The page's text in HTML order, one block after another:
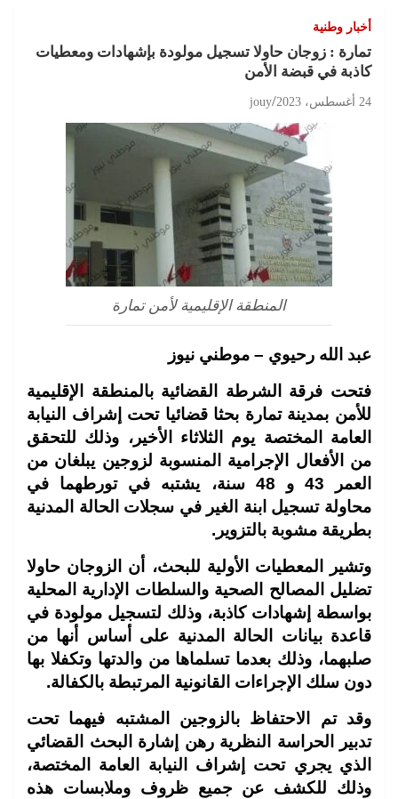
أخبار وطنية
تمارة : زوجان حاولا تسجيل مولودة بإشهادات ومعطيات
كاذبة في قبضة الأمن
24 أغسطس، 2023 jouy
المنطقة الإقليمية لأمن تمارة
عبد الله رحيوي – موطني نيوز
فتحت فرقة الشرطة القضائية بالمنطقة الإقليمية
للأمن بمدينة تمارة بحثا قضائيا تحت إشراف النيابة
العامة المختصة يوم الثلاثاء الأخير، وذلك للتحقق
من الأفعال الإجرامية المنسوبة لزوجين يبلغان من
العمر 43 و 48 سنة، يشتبه في تورطهما في
محاولة تسجيل ابنة الغير في سجلات الحالة المدنية
بطريقة مشوبة بالتزوير.
وتشير المعطيات الأولية للبحث، أن الزوجان حاولا
تضليل المصالح الصحية والسلطات الإدارية المحلية
بواسطة إشهادات كاذبة، وذلك لتسجيل مولودة في
قاعدة بيانات الحالة المدنية على أساس أنها من
صلبهما، وذلك بعدما تسلماها من والدتها وتكفلا بها
دون سلك الإجراءات القانونية المرتبطة بالكفالة.
وقد تم الاحتفاظ بالزوجين المشتبه فيهما تحت
تدبير الحراسة النظرية رهن إشارة البحث القضائي
الذي يجري تحت إشراف النيابة العامة المختصة،
وذلك للكشف عن جميع ظروف وملابسات هذه